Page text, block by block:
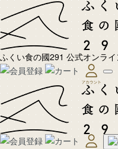
ふくい食の國291 公式オンラ